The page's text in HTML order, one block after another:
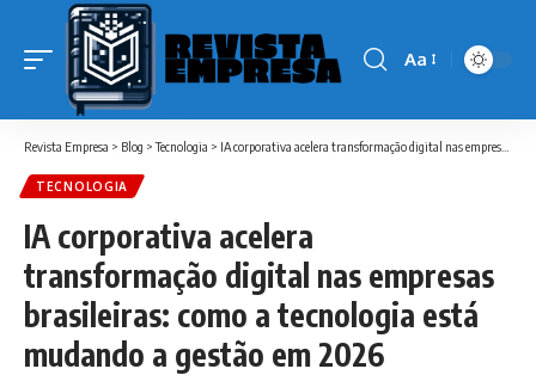
Font
Aa
Revista Empresa > Blog >Tecnologia > IA corporativa acelera transformação digital nas empresas brasileiras: como a tecnologia está mudando a gestão em 2026
TECNOLOGIA
IA corporativa acelera
transformação digital nas empresas
brasileiras: como a tecnologia está
mudando a gestão em 2026